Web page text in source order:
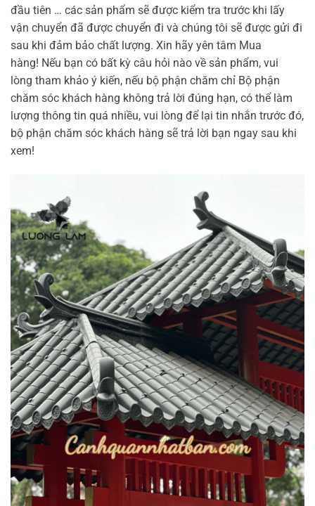
đầu tiên … các sản phẩm sẽ được kiểm tra trước khi lấy
vận chuyển đã được chuyển đi và chúng tôi sẽ được gửi đi
sau khi đảm bảo chất lượng. Xin hãy yên tâm Mua
hàng! Nếu bạn có bất kỳ câu hỏi nào về sản phẩm, vui
lòng tham khảo ý kiến, nếu bộ phận chăm chỉ Bộ phận
chăm sóc khách hàng không trả lời đúng hạn, có thể làm
lượng thông tin quá nhiều, vui lòng để lại tin nhắn trước đó,
bộ phận chăm sóc khách hàng sẽ trả lời bạn ngay sau khi
xem!